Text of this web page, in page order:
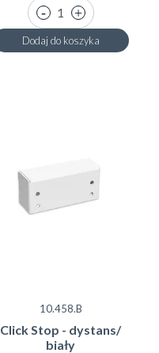
Dodaj do koszyka
10.458.B
Click Stop - dystans/
biały